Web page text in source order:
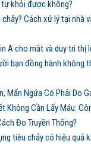
khỏi được không?
Cách xử lý tại nhà
A cho mắt và duy trì thị
bạn đồng hành không
Mẩn Ngứa Có Phải Do
Không Cần Lấy Máu:
Đo Truyền Thống?
tiêu chảy có hiệu quả